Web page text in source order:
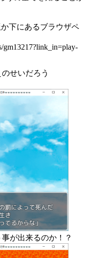
下にあるブラウザペ
gm13217?link_in=play-
せいだろう
が出来るのか！？